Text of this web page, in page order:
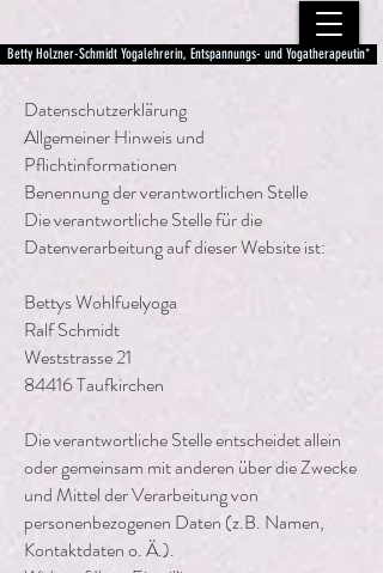
Betty Holzner-Schmidt Yogalehrerin, Entspannungs- und Yogatherapeutin*
Datenschutzerklärung
Allgemeiner Hinweis und
Pflichtinformationen
Benennung der verantwortlichen Stelle
Die verantwortliche Stelle für die
Datenverarbeitung auf dieser Website ist:
Bettys Wohlfuelyoga
Ralf Schmidt
Weststrasse 21
84416 Taufkirchen
Die verantwortliche Stelle entscheidet allein
oder gemeinsam mit anderen über die Zwecke
und Mittel der Verarbeitung von
personenbezogenen Daten (z.B. Namen,
Kontaktdaten o. Ä.).